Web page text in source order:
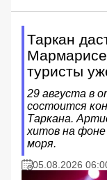
Таркан
Мармарисе
туристы
29 августа в
состоится
Таркана.
хитов на фоне
моря.
05.08.2026